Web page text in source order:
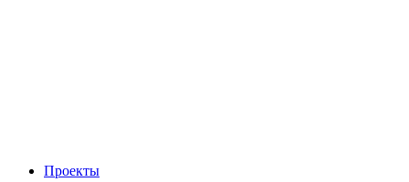
Проекты